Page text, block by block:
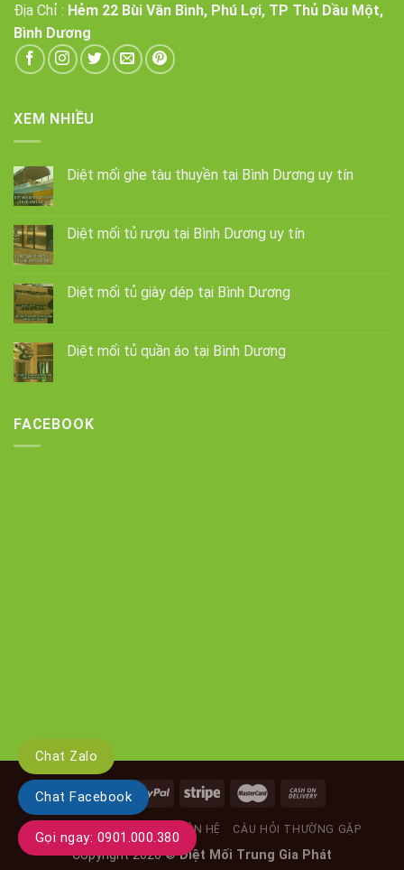
Địa Chỉ : Hẻm 22 Bùi Văn Bình, Phú Lợi, TP Thủ Dầu Một,
Bình Dương
XEM NHIỀU
Diệt mối ghe tàu thuyền tại Bình Dương uy tín
Diệt mối tủ rượu tại Bình Dương uy tín
Diệt mối tủ giày dép tại Bình Dương
Diệt mối tủ quần áo tại Bình Dương
FACEBOOK
GIỚI THIỆU TIN TỨC LIÊN HỆ CÂU HỎI THƯỜNG GẶP
Copyright 2026 ©Diệt Mối Trung Gia Phát
Chat Zalo
Chat Facebook
Gọi ngay: 0901.000.380